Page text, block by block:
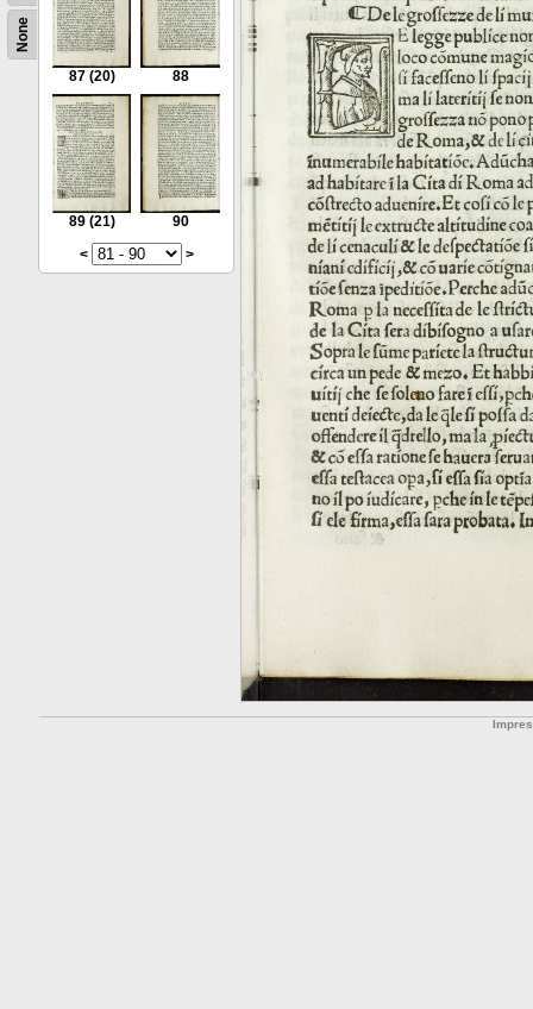
None
87 (20) 88
89 (21)
90
<
>